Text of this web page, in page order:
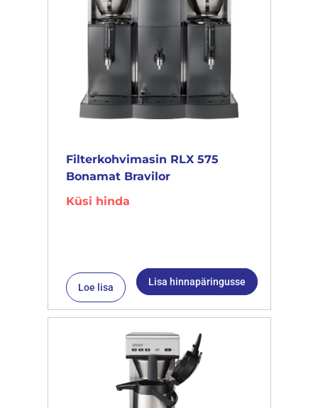
Filterkohvimasin RLX 575
Bonamat Bravilor
Küsi hinda
Loe lisa Lisa hinnapäringusse